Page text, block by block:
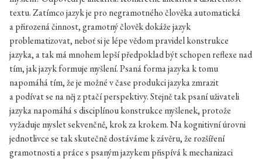
textu. Zatímco jazyk je pro negramotného člověka automatická
a přirozená činnost, gramotný člověk dokáže jazyk
problematizovat, neboť si je lépe vědom pravidel konstrukce
jazyka, a tak má mnohem lepší předpoklad být schopen reflexe nad
tím, jak jazyk formuje myšlení. Psaná forma jazyka k tomu
napomáhá tím, že je možné v čase produkci jazyka zmrazit
a podívat se na něj z ptačí perspektivy. Stejně tak psaní uživateli
jazyka napomáhá s disciplínou konstrukce myšlenek, protože
vyžaduje myslet sekvenčně, krok za krokem. Na kognitivní úrovni
jednotlivce se tak skutečně dostáváme k závěru, že rozšíření
gramotnosti a práce s psaným jazykem přispívá k mechanizaci